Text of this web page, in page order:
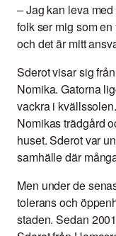
–Jag kan leva
folk ser mig som
och det är mitt
Sderot visar sig
Nomika. Gatorna
vackra i
Nomikas trädgård
huset. Sderot var
samhälle där
Men under de
tolerans och
staden. Sedan